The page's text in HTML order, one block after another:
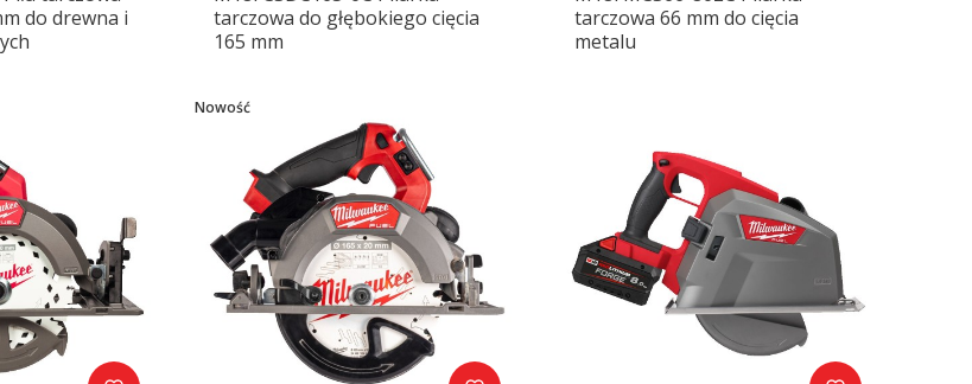
do drewna i
Nowość
tarczowa do głębokiego cięcia
165 mm
tarczowa 66 mm do cięcia
metalu